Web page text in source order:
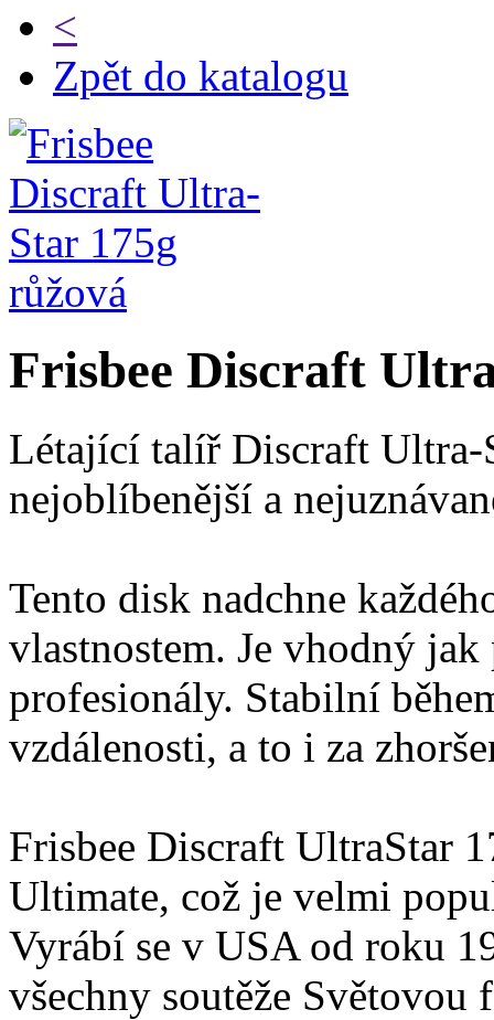
<
Zpět do katalogu
Frisbee Discraft
Létající talíř Discraft Ultra-
nejoblíbenější a
Tento disk nadchne
vlastnostem. Je vhodný
profesionály. Stabilní
vzdálenosti, a to i za
Frisbee Discraft UltraStar
Ultimate, což je velmi
Vyrábí se v USA od roku
všechny soutěže